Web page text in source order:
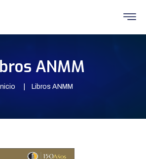
ANMM
Inicio Libros ANMM